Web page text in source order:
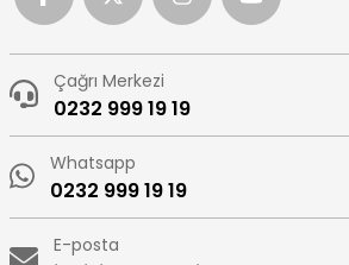
Çağrı Merkezi
0232 999 19 19
Whatsapp
0232 999 19 19
E-posta